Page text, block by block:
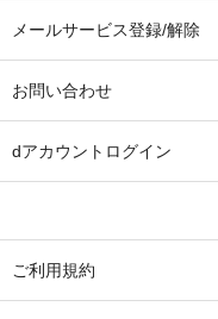
メールサービス登録/解除
お問い合わせ
dアカウントログイン
ご利用規約